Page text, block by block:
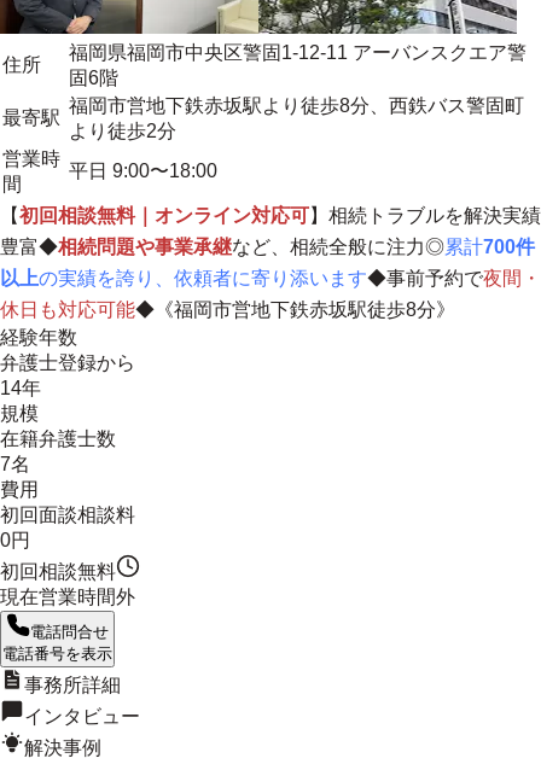
住所
福岡県福岡市中央区警固1-12-11 アーバンスクエア警
固6階
最寄駅
福岡市営地下鉄赤坂駅より徒歩8分、西鉄バス警固町
より徒歩2分
営業時
間
平日 9:00〜18:00
【初回相談無料｜オンライン対応可】相続トラブルを解決実績
豊富◆相続問題や事業承継など、相続全般に注力◎累計700件
以上の実績を誇り、依頼者に寄り添います◆事前予約で夜間・
休日も対応可能◆《福岡市営地下鉄赤坂駅徒歩8分》
経験年数
弁護士登録から
14年
規模
在籍弁護士数
7名
費用
初回面談相談料
0円
初回相談無料
現在営業時間外
電話問合せ
電話番号を表示
事務所詳細
インタビュー
解決事例